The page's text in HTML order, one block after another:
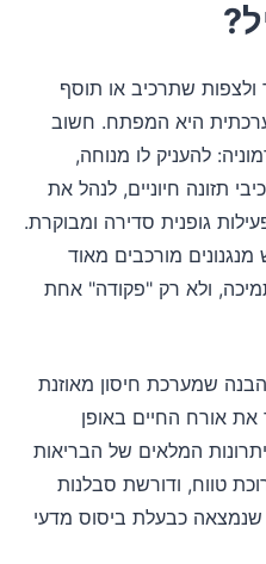
ולצפות שתרכיב או תוסף
היא המפתח. חשוב
להעניק לו מנוחה,
תזונה חיוניים, לנהל את
גופנית סדירה ומבוקרת.
מורכבים מאוד
ולא רק "פקודה" אחת
שמערכת חיסון מאוזנת
אורח החיים באופן
המלאים של הבריאות
טווח, ודורשת סבלנות
כבעלת ביסוס מדעי